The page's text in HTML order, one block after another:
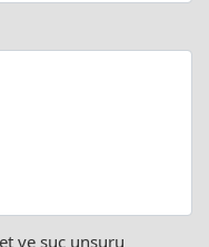
ve suç unsuru